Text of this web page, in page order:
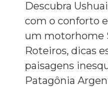
Descubra
com o conforto
um motorhome
Roteiros, dicas
paisagens
Patagônia